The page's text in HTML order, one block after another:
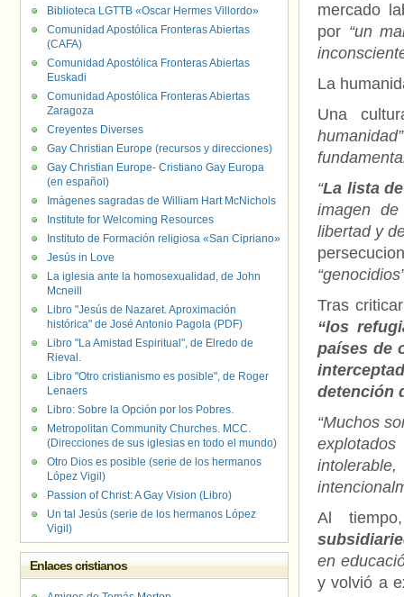
mercado
por “un
La
Una
humanidad”
“La lista
imagen
libertad y
Tras
“los
países de
detención
“Muchos
Al
en
y volvió a
Biblioteca LGTTB «Oscar Hermes Villordo»
Comunidad Apostólica Fronteras Abiertas
(CAFA)
Comunidad Apostólica Fronteras Abiertas
Euskadi
Comunidad Apostólica Fronteras Abiertas
Zaragoza
Creyentes Diverses
Gay Christian Europe (recursos y direcciones)
Gay Christian Europe- Cristiano Gay Europa
(en español)
Imágenes sagradas de William Hart McNichols
Institute for Welcoming Resources
Instituto de Formación religiosa «San Cipriano»
Jesús in Love
La iglesia ante la homosexualidad, de John
Mcneill
Libro "Jesús de Nazaret. Aproximación
histórica" de José Antonio Pagola (PDF)
Libro "La Amistad Espiritual", de Elredo de
Rieval.
Libro "Otro cristianismo es posible", de Roger
Lenaers
Libro: Sobre la Opción por los Pobres.
Metropolitan Community Churches. MCC.
(Direcciones de sus iglesias en todo el mundo)
Otro Dios es posible (serie de los hermanos
López Vigil)
Passion of Christ: A Gay Vision (Libro)
Un tal Jesús (serie de los hermanos López
Vigil)
Enlaces cristianos